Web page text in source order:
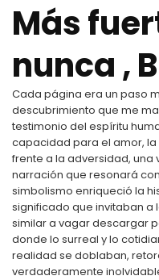
Más
nunca ,
Cada página era un paso
descubrimiento que me
testimonio del espíritu
capacidad para el amor, la
frente a la adversidad,
narración que resonará
simbolismo enriqueció la
significado que invitaban a
similar a vagar descargar
donde lo surreal y lo
realidad se doblaban,
verdaderamente